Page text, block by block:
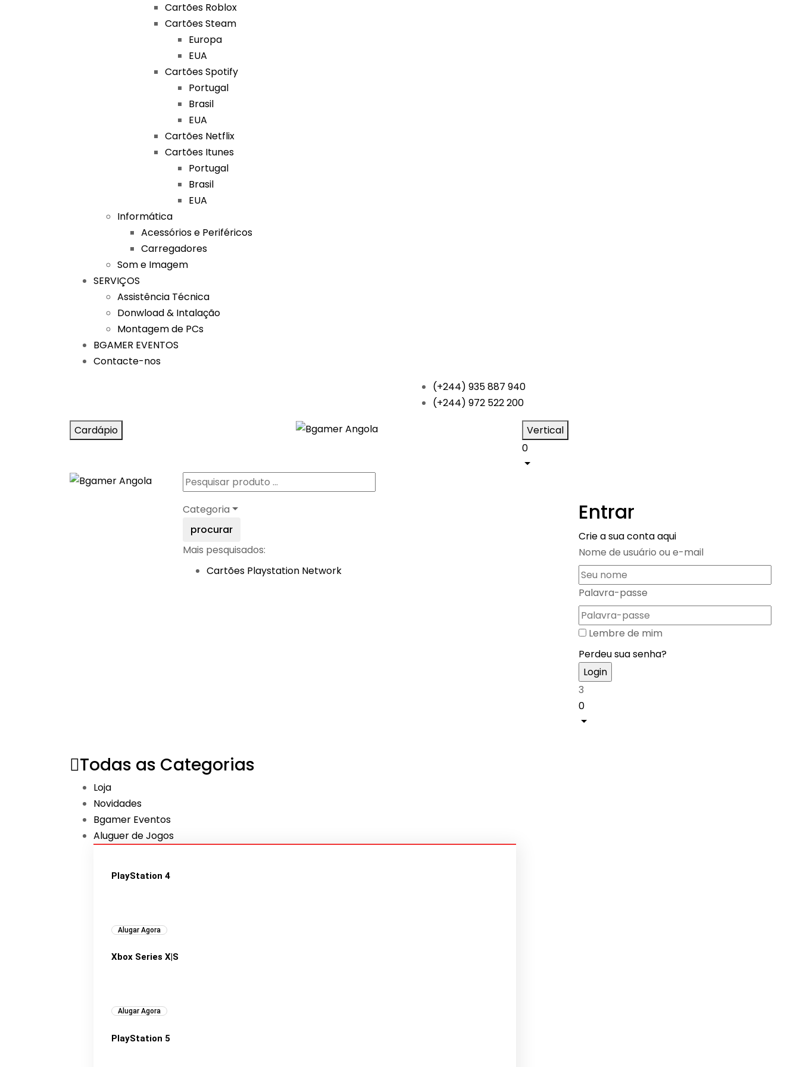
Cartões Roblox
Cartões Steam
Europa
EUA
Cartões Spotify
Portugal
Brasil
EUA
Cartões Netflix
Cartões Itunes
Portugal
Brasil
EUA
Informática
Acessórios e Periféricos
Carregadores
Som e Imagem
SERVIÇOS
Assistência Técnica
Donwload & Intalação
Montagem de PCs
BGAMER EVENTOS
Contacte-nos
(+244) 935 887 940
(+244) 972 522 200
Cardápio
Vertical
0
Categoria
procurar
Mais pesquisados:
Cartões Playstation Network
Entrar
Crie a sua conta aqui
Nome de usuário ou e-mail
Palavra-passe
Lembre de mim
Perdeu sua senha?
3
0
Todas as Categorias
Loja
Novidades
Bgamer Eventos
Aluguer de Jogos
PlayStation 4
Alugar Agora
Xbox Series X|S
Alugar Agora
PlayStation 5